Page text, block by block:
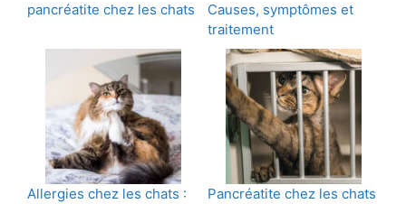
pancréatite chez les chats
Causes, symptômes et
traitement
Allergies chez les chats :
Pancréatite chez les chats